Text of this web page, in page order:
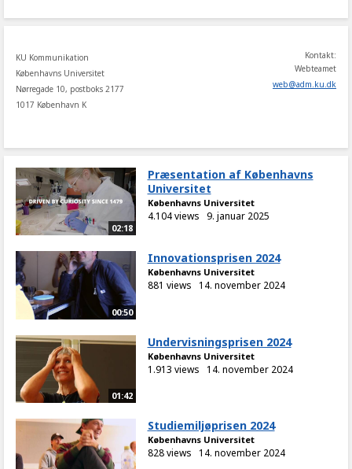
KU Kommunikation
Københavns Universitet
Nørregade 10, postboks 2177
1017 København K
Kontakt:
Webteamet
web@adm.ku.dk
02:18
Præsentation af Københavns
Universitet
Københavns Universitet
4.104 views 9. januar 2025
00:50
Innovationsprisen 2024
Københavns Universitet
881 views 14. november 2024
01:42
Undervisningsprisen 2024
Københavns Universitet
1.913 views 14. november 2024
Studiemiljøprisen 2024
Københavns Universitet
828 views 14. november 2024